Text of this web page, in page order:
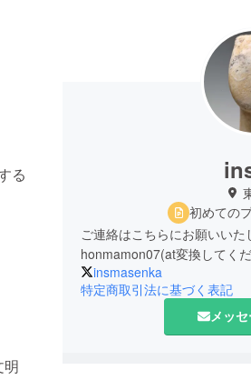
る
明
初めての
ご連絡はこちらにお願いいた
honmamon07(at変換してく
insmasenka
特定商取引法に基づく表記
メッ